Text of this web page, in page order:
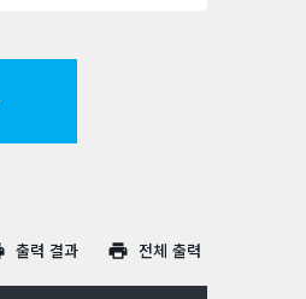
출력 결과 전체 출력